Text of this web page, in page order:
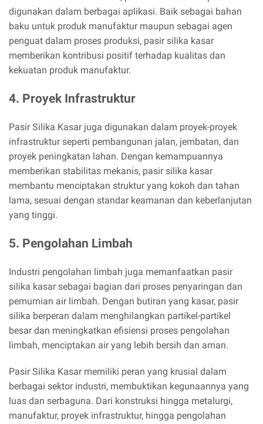
digunakan dalam berbagai aplikasi. Baik sebagai bahan
baku untuk produk manufaktur maupun sebagai agen
penguat dalam proses produksi, pasir silika kasar
memberikan kontribusi positif terhadap kualitas dan
kekuatan produk manufaktur.
4. Proyek Infrastruktur
Pasir Silika Kasar juga digunakan dalam proyek-proyek
infrastruktur seperti pembangunan jalan, jembatan, dan
proyek peningkatan lahan. Dengan kemampuannya
memberikan stabilitas mekanis, pasir silika kasar
membantu menciptakan struktur yang kokoh dan tahan
lama, sesuai dengan standar keamanan dan keberlanjutan
yang tinggi.
5. Pengolahan Limbah
Industri pengolahan limbah juga memanfaatkan pasir
silika kasar sebagai bagian dari proses penyaringan dan
pemurnian air limbah. Dengan butiran yang kasar, pasir
silika berperan dalam menghilangkan partikel-partikel
besar dan meningkatkan efisiensi proses pengolahan
limbah, menciptakan air yang lebih bersih dan aman.
Pasir Silika Kasar memiliki peran yang krusial dalam
berbagai sektor industri, membuktikan kegunaannya yang
luas dan serbaguna. Dari konstruksi hingga metalurgi,
manufaktur, proyek infrastruktur, hingga pengolahan